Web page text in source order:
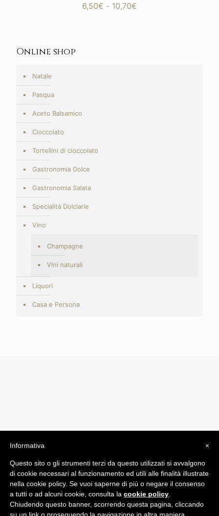
6,50€ - 10,70€
Online shop
Natale
Pasqua
Aceto Balsamico
Cioccolato
Tortellini di cioccolato
Gastronomia Dolce
Gastronomia Salata
Specialità Dolciarie
Vino
Champagne
Vini naturali
Liquori
Casa e Persona
byComunicatori su Misura srl
Termini e Condizioni di Vendita - Terms and Conditions
ITA:
ENG:
×
Informativa
Questo sito o gli strumenti terzi da questo utilizzati si avvalgono
di cookie necessari al funzionamento ed utili alle finalità illustrate
nella cookie policy. Se vuoi saperne di più o negare il consenso
a tutti o ad alcuni cookie, consulta la cookie policy
Chiudendo questo banner, scorrendo questa pagina, cliccando